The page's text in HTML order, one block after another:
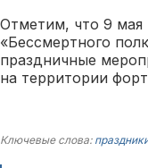
Отметим, что 9 мая
«Бессмертного
праздничные
на территории
Ключевые слова: